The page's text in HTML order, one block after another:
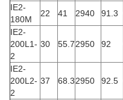
IE2-
180M
22 41 2940 91.3
IE2-
200L1-
2
30 55.72950 92
IE2-
200L2-
2
37 68.32950 92.5